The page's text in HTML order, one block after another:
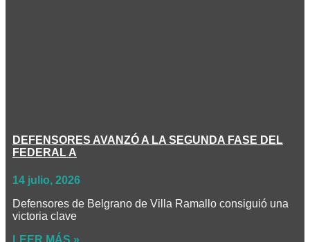
DEFENSORES AVANZÓ A LA SEGUNDA FASE DEL
FEDERAL A
14 julio, 2026
Defensores de Belgrano de Villa Ramallo consiguió una
victoria clave
LEER MÁS »